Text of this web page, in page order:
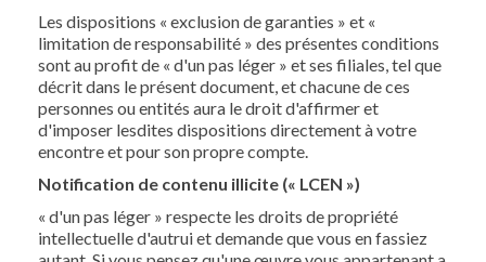
Les dispositions « exclusion de garanties » et «
limitation de responsabilité » des présentes conditions
sont au profit de « d'un pas léger » et ses filiales, tel que
décrit dans le présent document, et chacune de ces
personnes ou entités aura le droit d'affirmer et
d'imposer lesdites dispositions directement à votre
encontre et pour son propre compte.
Notification de contenu illicite (« LCEN »)
« d'un pas léger » respecte les droits de propriété
intellectuelle d'autrui et demande que vous en fassiez